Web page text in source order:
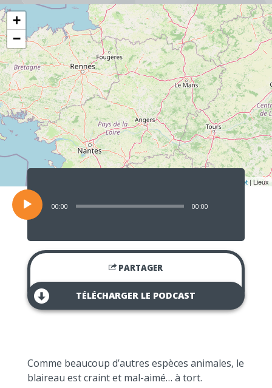
+
−
Leaflet | Lieux
Lecteur
audio
00:00 00:00
PARTAGER
TÉLÉCHARGER LE PODCAST
Comme beaucoup d’autres espèces animales, le
blaireau est craint et mal-aimé… à tort.